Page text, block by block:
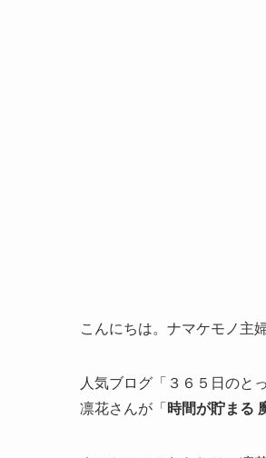
こんにちは。ナマケモノ主
人気ブログ「３６５日のと
凛花さんが「 時間が貯まる